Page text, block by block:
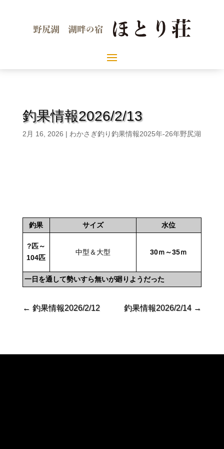
釣果情報2026/2/13
2月 16, 2026 | わかさぎ釣り釣果情報2025年-26年野尻湖
釣果 サイズ 水位
?匹～
104匹
中型＆大型 30ｍ～35ｍ
一日を通して勢いすら無いが廻りようだった
← 釣果情報2026/2/12 釣果情報2026/2/14→